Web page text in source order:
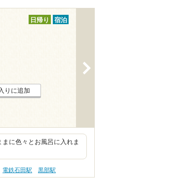
日帰り 宿泊
りに追加
に色々とお風呂に入れま
電鉄石田駅 黒部駅